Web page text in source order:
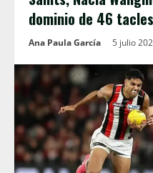
dominio de 46 tacles
Ana Paula García 5 julio